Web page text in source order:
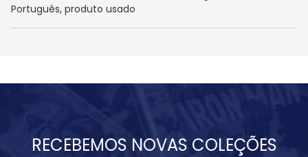
Português, produto usado
RECEBEMOS NOVAS COLEÇÕES